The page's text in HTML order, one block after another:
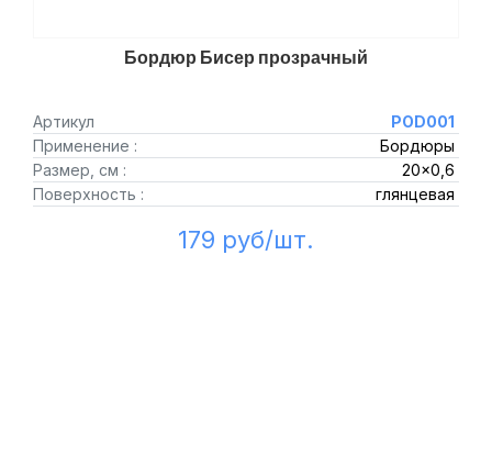
Бордюр Бисер прозрачный
Артикул
POD001
Применение :
Бордюры
Размер, см :
20x0,6
Поверхность :
глянцевая
179 руб/шт.